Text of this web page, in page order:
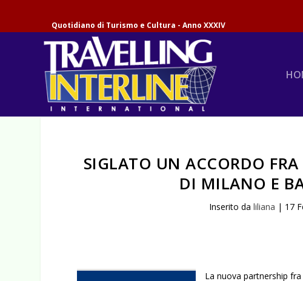
Quotidiano di Turismo e Cultura - Anno XXXIV
SIGLATO UN ACCORDO
DI MILANO E
Inserito daliliana | 17
La nuova partnership fra